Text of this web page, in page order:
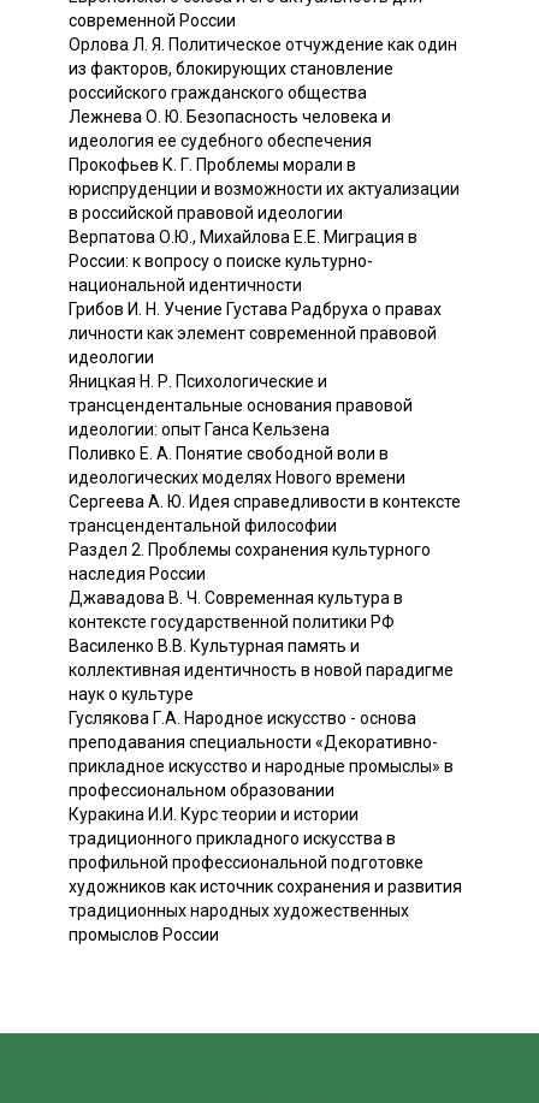
современной России
Орлова Л. Я. Политическое отчуждение как один
из факторов, блокирующих становление
российского гражданского общества
Лежнева О. Ю. Безопасность человека и
идеология ее судебного обеспечения
Прокофьев К. Г. Проблемы морали в
юриспруденции и возможности их актуализации
в российской правовой идеологии
Верпатова О.Ю., Михайлова Е.Е. Миграция в
России: к вопросу о поиске культурно-
национальной идентичности
Грибов И. Н. Учение Густава Радбруха о правах
личности как элемент современной правовой
идеологии
Яницкая Н. Р. Психологические и
трансцендентальные основания правовой
идеологии: опыт Ганса Кельзена
Поливко Е. А. Понятие свободной воли в
идеологических моделях Нового времени
Сергеева А. Ю. Идея справедливости в контексте
трансцендентальной философии
Раздел 2. Проблемы сохранения культурного
наследия России
Джавадова В. Ч. Современная культура в
контексте государственной политики РФ
Василенко В.В. Культурная память и
коллективная идентичность в новой парадигме
наук о культуре
Гуслякова Г.А. Народное искусство - основа
преподавания специальности «Декоративно-
прикладное искусство и народные промыслы» в
профессиональном образовании
Куракина И.И. Курс теории и истории
традиционного прикладного искусства в
профильной профессиональной подготовке
художников как источник сохранения и развития
традиционных народных художественных
промыслов России